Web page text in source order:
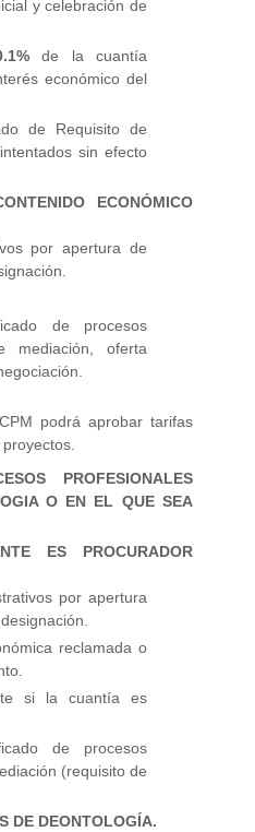
y celebración de
de la cuantía
económico del
de Requisito de
sin efecto
ECONÓMICO
por apertura de
de procesos
mediación, oferta
podrá aprobar tarifas
PROFESIONALES
O EN EL QUE SEA
ES PROCURADOR
por apertura
reclamada o
si la cuantía es
de procesos
(requisito de
DE DEONTOLOGÍA.